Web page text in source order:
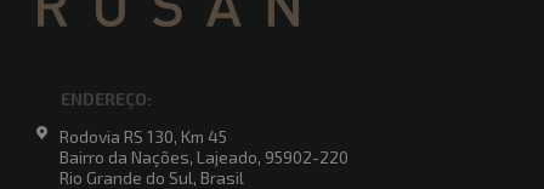
ENDEREÇO:
Rodovia RS 130, Km 45
Bairro da Nações, Lajeado, 95902-220
Rio Grande do Sul, Brasil